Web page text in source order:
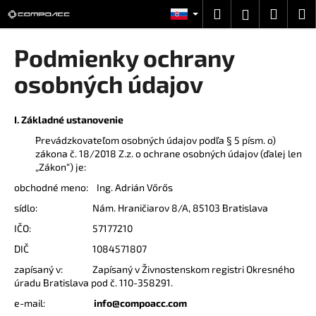
na
obsah
Hľadať
Podmienky ochrany
osobných údajov
I. Základné ustanovenie
Prevádzkovateľom osobných údajov podľa § 5 písm. o)
zákona č. 18/2018 Z.z. o ochrane osobných údajov (ďalej len
„Zákon“) je:
obchodné meno: Ing. Adrián Vőrős
sídlo: Nám. Hraničiarov 8/A, 85103 Bratislava
IČO: 57177210
DIČ 1084571807
zapísaný v: Zapísaný v Živnostenskom registri Okresného
úradu Bratislava pod č. 110-358291.
e-mail:
info@compoacc.com
K
o
Č
o
p
e
b
u
j
t
e